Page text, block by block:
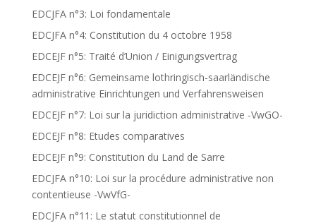
EDCJFA n°3: Loi fondamentale
EDCJFA n°4: Constitution du 4 octobre 1958
EDCEJF n°5: Traité d’Union / Einigungsvertrag
EDCEJF n°6: Gemeinsame lothringisch-saarländische
administrative Einrichtungen und Verfahrensweisen
EDCEJF n°7: Loi sur la juridiction administrative -VwGO-
EDCEJF n°8: Etudes comparatives
EDCEJF n°9: Constitution du Land de Sarre
EDCJFA n°10: Loi sur la procédure administrative non
contentieuse -VwVfG-
EDCJFA n°11: Le statut constitutionnel de